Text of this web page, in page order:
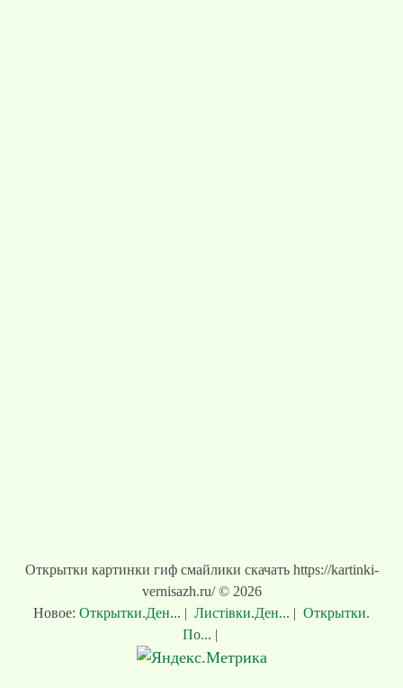
Открытки картинки гиф смайлики скачать https://kartinki-
vernisazh.ru/ © 2026
Новое: Открытки.Ден... | Листівки.Ден... | Открытки.
По... |